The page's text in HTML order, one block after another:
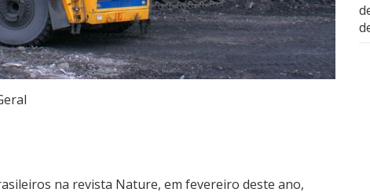
na revista Nature, em fevereiro deste ano,